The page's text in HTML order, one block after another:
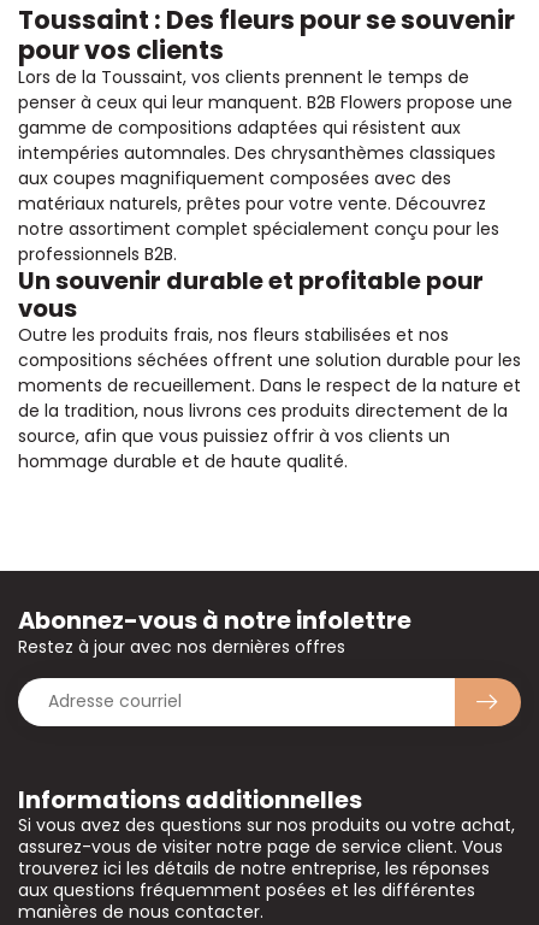
Toussaint : Des fleurs pour se souvenir
pour vos clients
Lors de la Toussaint, vos clients prennent le temps de
penser à ceux qui leur manquent. B2B Flowers propose une
gamme de compositions adaptées qui résistent aux
intempéries automnales. Des chrysanthèmes classiques
aux coupes magnifiquement composées avec des
matériaux naturels, prêtes pour votre vente. Découvrez
notre assortiment complet spécialement conçu pour les
professionnels B2B.
Un souvenir durable et profitable pour
vous
Outre les produits frais, nos fleurs stabilisées et nos
compositions séchées offrent une solution durable pour les
moments de recueillement. Dans le respect de la nature et
de la tradition, nous livrons ces produits directement de la
source, afin que vous puissiez offrir à vos clients un
hommage durable et de haute qualité.
Informations additionnelles
Si vous avez des questions sur nos produits ou votre achat,
assurez-vous de visiter notre page de service client. Vous
trouverez ici les détails de notre entreprise, les réponses
aux questions fréquemment posées et les différentes
manières de nous contacter.
Abonnez-vous à notre infolettre
Restez à jour avec nos dernières offres